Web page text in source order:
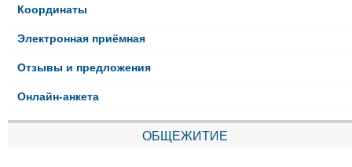
Координаты
Электронная приёмная
Отзывы и предложения
Онлайн-анкета
ОБЩЕЖИТИЕ